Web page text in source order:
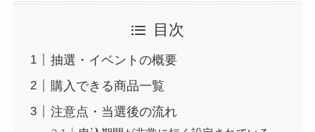
目次
抽選・イベントの概要
購入できる商品一覧
注意点・当選後の流れ